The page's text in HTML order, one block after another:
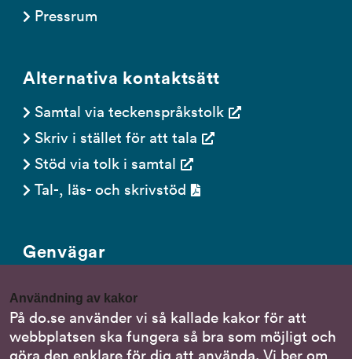
Användning av kakor
På do.se använder vi så kallade kakor för att
webbplatsen ska fungera så bra som möjligt och
göra den enklare för dig att använda. Vi ber om
Pressrum
Alternativa kontaktsätt
Samtal via teckenspråkstolk
Skriv i stället för att tala
Stöd via tolk i samtal
Tal-, läs- och skrivstöd
Genvägar
Nationella minoritetsspråk
Om DO:s webbplats